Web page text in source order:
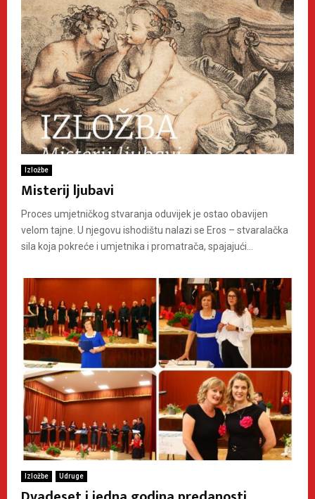
Izložbe
Misterij ljubavi
Proces umjetničkog stvaranja oduvijek je ostao obavijen
velom tajne. U njegovu ishodištu nalazi se Eros – stvaralačka
sila koja pokreće i umjetnika i promatrača, spajajući...
Izložbe Udruge